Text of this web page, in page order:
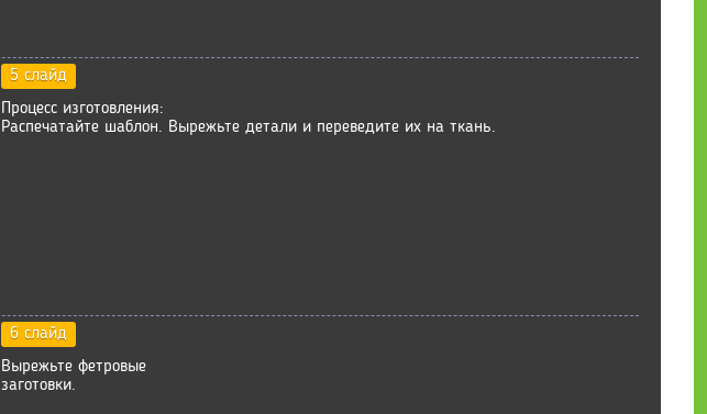
5 слайд
Процесс изготовления:
Распечатайте шаблон. Вырежьте детали и переведите их на ткань.
6 слайд
Вырежьте фетровые
заготовки.